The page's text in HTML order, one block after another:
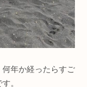
年か経ったらすご
。